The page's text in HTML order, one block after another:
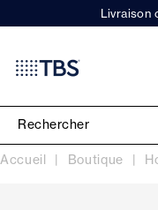
Livraison
Accueil Boutique